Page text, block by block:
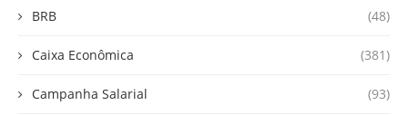
BRB (48)
Caixa Econômica (381)
Campanha Salarial (93)